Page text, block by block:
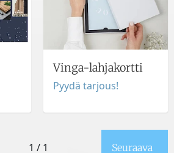
Vinga-lahjakortti
Pyydä tarjous!
1 / 1 Seuraava